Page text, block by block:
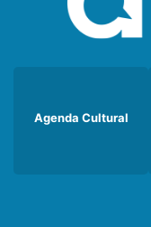
Agenda Cultural